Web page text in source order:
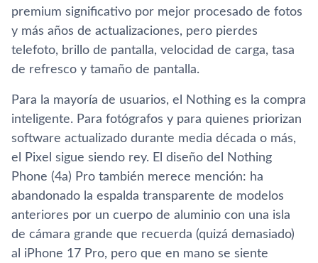
premium significativo por mejor procesado de fotos
y más años de actualizaciones, pero pierdes
telefoto, brillo de pantalla, velocidad de carga, tasa
de refresco y tamaño de pantalla.
Para la mayoría de usuarios, el Nothing es la compra
inteligente. Para fotógrafos y para quienes priorizan
software actualizado durante media década o más,
el Pixel sigue siendo rey. El diseño del Nothing
Phone (4a) Pro también merece mención: ha
abandonado la espalda transparente de modelos
anteriores por un cuerpo de aluminio con una isla
de cámara grande que recuerda (quizá demasiado)
al iPhone 17 Pro, pero que en mano se siente